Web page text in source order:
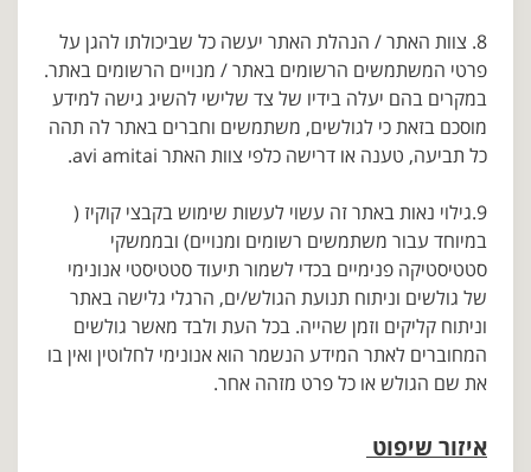
8. צוות האתר / הנהלת האתר יעשה כל שביכולתו להגן על
פרטי המשתמשים הרשומים באתר / מנויים הרשומים באתר.
במקרים בהם יעלה בידיו של צד שלישי להשיג גישה למידע
מוסכם בזאת כי לגולשים, משתמשים וחברים באתר לה תהה
כל תביעה, טענה או דרישה כלפי צוות האתר avi amitai.
9.גילוי נאות באתר זה עשוי לעשות שימוש בקבצי קוקיז (
במיוחד עבור משתמשים רשומים ומנויים) ובממשקי
סטטיסטיקה פנימיים בכדי לשמור תיעוד סטטיסטי אנונימי
של גולשים וניתוח תנועת הגולש/ים, הרגלי גלישה באתר
וניתוח קליקים וזמן שהייה. בכל העת ולבד מאשר גולשים
המחוברים לאתר המידע הנשמר הוא אנונימי לחלוטין ואין בו
את שם הגולש או כל פרט מזהה אחר.
איזור שיפוט